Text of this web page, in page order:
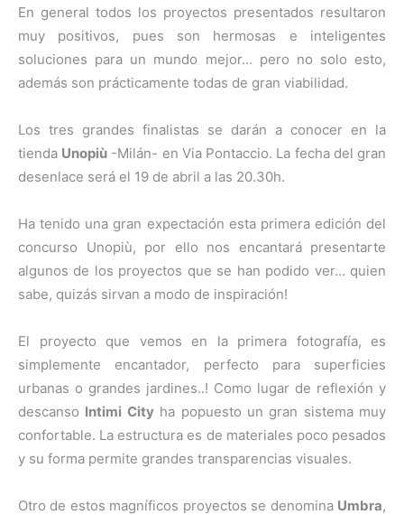
En general todos los proyectos presentados resultaron
muy positivos, pues son hermosas e inteligentes
soluciones para un mundo mejor… pero no solo esto,
además son prácticamente todas de gran viabilidad.
Los tres grandes finalistas se darán a conocer en la
tienda Unopiù -Milán- en Via Pontaccio. La fecha del gran
desenlace será el 19 de abril a las 20.30h.
Ha tenido una gran expectación esta primera edición del
concurso Unopiù, por ello nos encantará presentarte
algunos de los proyectos que se han podido ver… quien
sabe, quizás sirvan a modo de inspiración!
El proyecto que vemos en la primera fotografía, es
simplemente encantador, perfecto para superficies
urbanas o grandes jardines..! Como lugar de reflexión y
descanso Intimi Cityha popuesto un gran sistema muy
confortable. La estructura es de materiales poco pesados
y su forma permite grandes transparencias visuales.
Otro de estos magníficos proyectos se denomina Umbra,